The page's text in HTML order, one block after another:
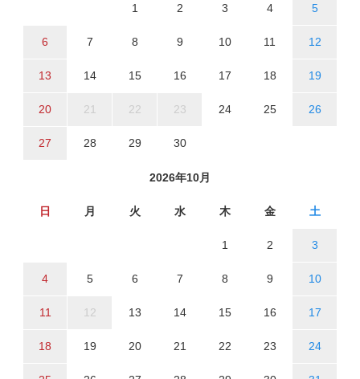
1 2 3 4 5
6 7 8 9 10 11 12
13 14 15 16 17 18 19
20 21 22 23 24 25 26
27 28 29 30
2026年10月
日 月 火 水 木 金 土
1 2 3
4 5 6 7 8 9 10
11 12 13 14 15 16 17
18 19 20 21 22 23 24